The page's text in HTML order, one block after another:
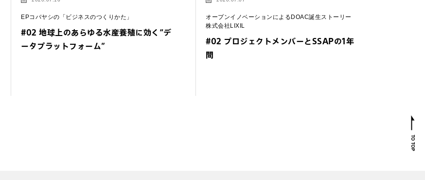
EPコバヤシの「ビジネスのつくりかた」
#02 地球上のあらゆる水産養殖に効く“デ
ータプラットフォーム”
オープンイノベーションによるDOAC誕生ストーリー
株式会社LIXIL
#02 プロジェクトメンバーとSSAPの1年
間